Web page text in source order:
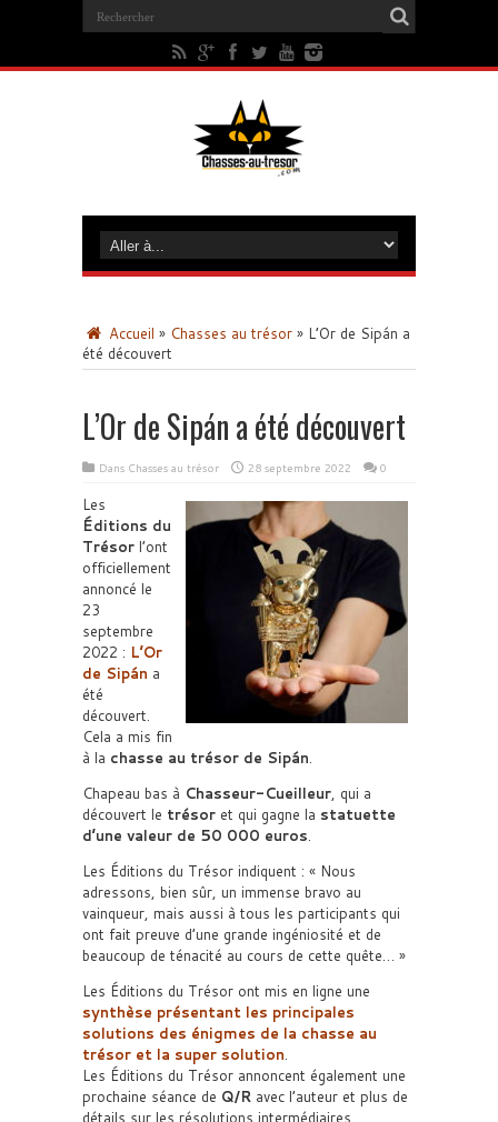
Accueil » Chasses au trésor » L’Or de Sipán a
été découvert
L’Or de Sipán a été découvert
Dans Chasses au trésor 28 septembre 2022 0
Les
Éditions du
Trésor l’ont
officiellement
annoncé le
23
septembre
2022 : L’Or
de Sipán a
été
découvert.
Cela a mis fin
à la chasse au trésor de Sipán.
Chapeau bas à Chasseur-Cueilleur, qui a
découvert le trésor et qui gagne la statuette
d’une valeur de 50 000 euros.
Les Éditions du Trésor indiquent : « Nous
adressons, bien sûr, un immense bravo au
vainqueur, mais aussi à tous les participants qui
ont fait preuve d’une grande ingéniosité et de
beaucoup de ténacité au cours de cette quête… »
Les Éditions du Trésor ont mis en ligne une
synthèse présentant les principales
solutions des énigmes de la chasse au
trésor et la super solution.
Les Éditions du Trésor annoncent également une
prochaine séance de Q/R avec l’auteur et plus de
détails sur les résolutions intermédiaires.